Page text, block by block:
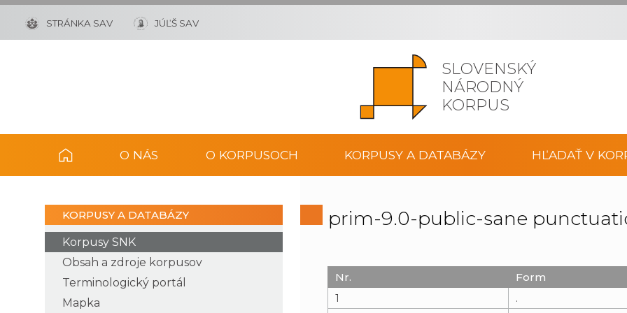
SLOVENSKÝ
NÁRODNÝ
KORPUS
STRÁNKA SAV JÚĽŠ SAV
O NÁS O KORPUSOCH KORPUSY A DATABÁZY HĽADAŤ V
KORPUSY A DATABÁZY
Korpusy SNK
Obsah a zdroje korpusov
Terminologický portál
Mapka
prim-9.0-public-sane
Nr. Form
1
.